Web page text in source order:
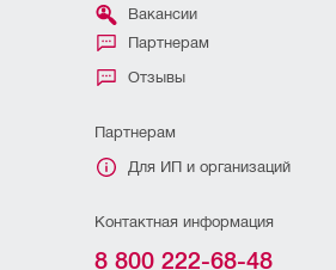
Вакансии
Партнерам
Отзывы
Партнерам
Для ИП и организаций
Контактная информация
8 800 222-68-48